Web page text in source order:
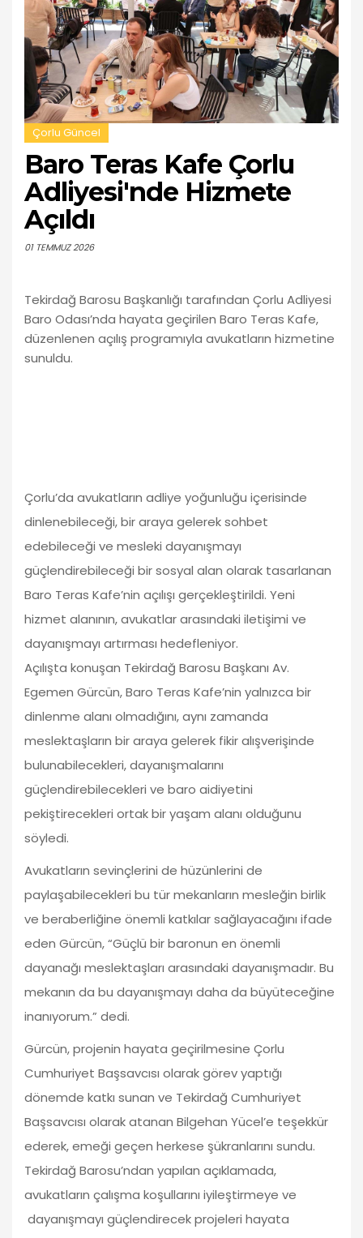
Çorlu Güncel
Baro Teras Kafe Çorlu
Adliyesi'nde Hizmete
Açıldı
01 TEMMUZ 2026
Tekirdağ Barosu Başkanlığı tarafından Çorlu Adliyesi
Baro Odası’nda hayata geçirilen Baro Teras Kafe,
düzenlenen açılış programıyla avukatların hizmetine
sunuldu.
Çorlu’da avukatların adliye yoğunluğu içerisinde
dinlenebileceği, bir araya gelerek sohbet
edebileceği ve mesleki dayanışmayı
güçlendirebileceği bir sosyal alan olarak tasarlanan
Baro Teras Kafe’nin açılışı gerçekleştirildi. Yeni
hizmet alanının, avukatlar arasındaki iletişimi ve
dayanışmayı artırması hedefleniyor.
Açılışta konuşan Tekirdağ Barosu Başkanı Av.
Egemen Gürcün, Baro Teras Kafe’nin yalnızca bir
dinlenme alanı olmadığını, aynı zamanda
meslektaşların bir araya gelerek fikir alışverişinde
bulunabilecekleri, dayanışmalarını
güçlendirebilecekleri ve baro aidiyetini
pekiştirecekleri ortak bir yaşam alanı olduğunu
söyledi.
Avukatların sevinçlerini de hüzünlerini de
paylaşabilecekleri bu tür mekanların mesleğin birlik
ve beraberliğine önemli katkılar sağlayacağını ifade
eden Gürcün, “Güçlü bir baronun en önemli
dayanağı meslektaşları arasındaki dayanışmadır. Bu
mekanın da bu dayanışmayı daha da büyüteceğine
inanıyorum.” dedi.
Gürcün, projenin hayata geçirilmesine Çorlu
Cumhuriyet Başsavcısı olarak görev yaptığı
dönemde katkı sunan ve Tekirdağ Cumhuriyet
Başsavcısı olarak atanan Bilgehan Yücel’e teşekkür
ederek, emeği geçen herkese şükranlarını sundu.
Tekirdağ Barosu’ndan yapılan açıklamada,
avukatların çalışma koşullarını iyileştirmeye ve
dayanışmayı güçlendirecek projeleri hayata